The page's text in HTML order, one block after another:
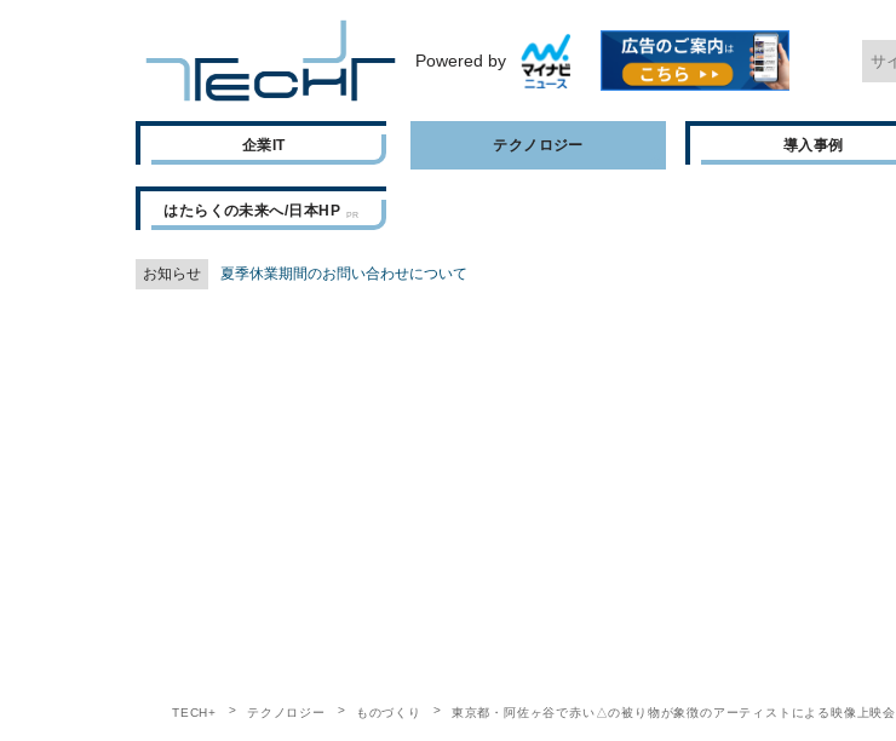
Powered by
企業IT テクノロジー 導入事例
はたらくの未来へ/日本HP
お知らせ 夏季休業期間のお問い合わせについて
TECH+ テクノロジー ものづくり 東京都・阿佐ヶ谷で赤い△の被り物が象徴のアーティストによる映像上映会